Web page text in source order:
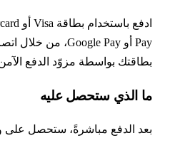
بواسطة مزوّد الدفع الآمن ولا
الذي ستحصل عليه